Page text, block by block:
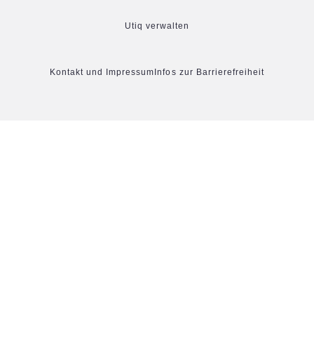
Utiq verwalten
Kontakt und Impressum Infos zur Barrierefreiheit